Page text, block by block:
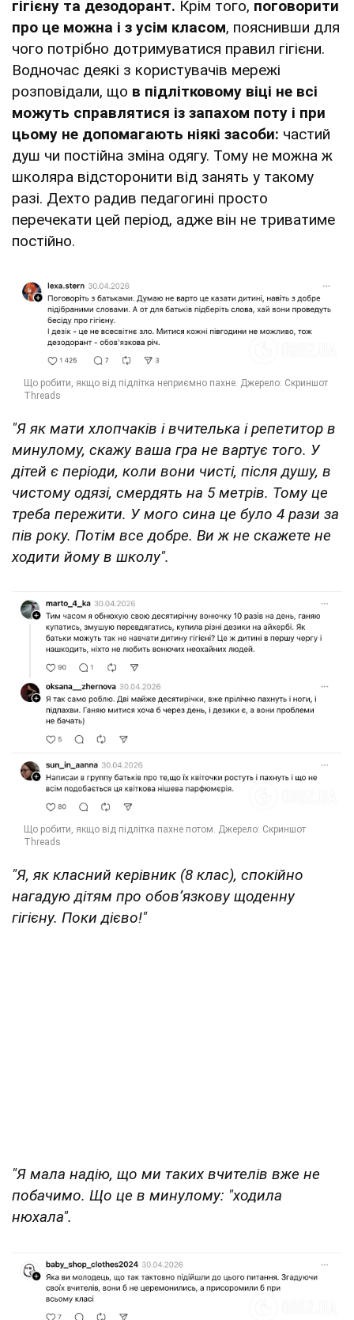
гігієну та дезодорант. Крім того, поговорити
про це можна і з усім класом, пояснивши для
чого потрібно дотримуватися правил гігієни.
Водночас деякі з користувачів мережі
розповідали, що в підлітковому віці не всі
можуть справлятися із запахом поту і при
цьому не допомагають ніякі засоби: частий
душ чи постійна зміна одягу. Тому не можна ж
школяра відсторонити від занять у такому
разі. Дехто радив педагогині просто
перечекати цей період, адже він не триватиме
постійно.
"Я як мати хлопчаків і вчителька і репетитор в
минулому, скажу ваша гра не вартує того. У
дітей є періоди, коли вони чисті, після душу, в
чистому одязі, смердять на 5 метрів. Тому це
треба пережити. У мого сина це було 4 рази за
пів року. Потім все добре. Ви ж не скажете не
ходити йому в школу".
"Я, як класний керівник (8 клас), спокійно
нагадую дітям про обовʼязкову щоденну
гігієну. Поки дієво!"
"Я мала надію, що ми таких вчителів вже не
побачимо. Що це в минулому: "ходила
нюхала".